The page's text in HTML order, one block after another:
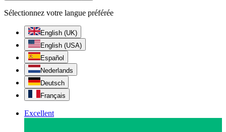
Sélectionnez votre langue préférée
English (UK)
English (USA)
Español
Nederlands
Deutsch
Français
Excellent